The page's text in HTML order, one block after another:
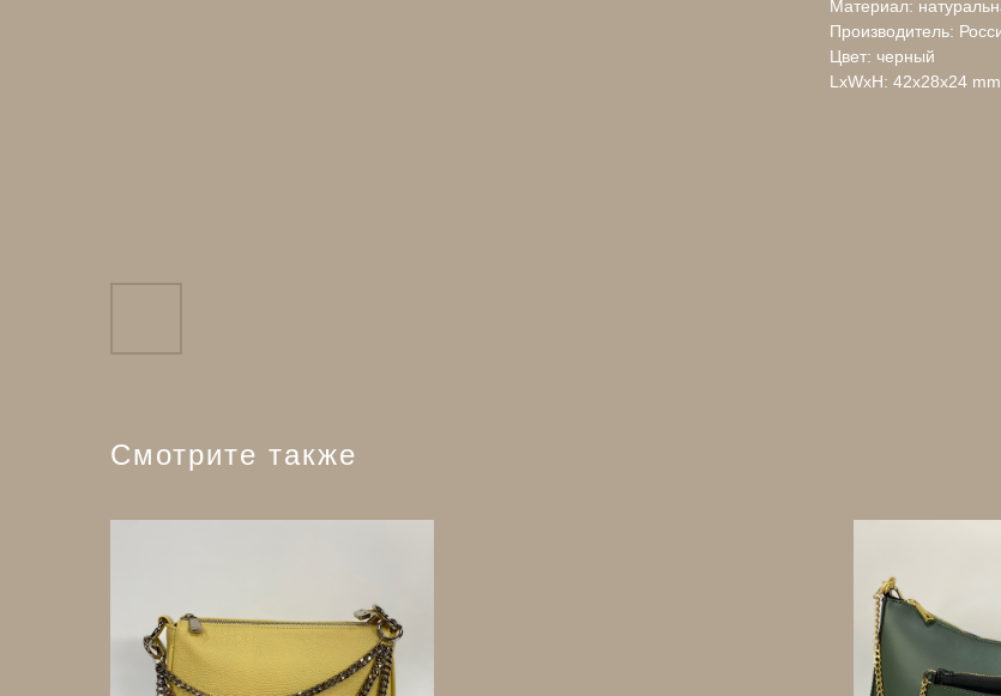
Материал:
Производитель:
Цвет: черный
LxWxH: 42x28x24 mm
Смотрите также